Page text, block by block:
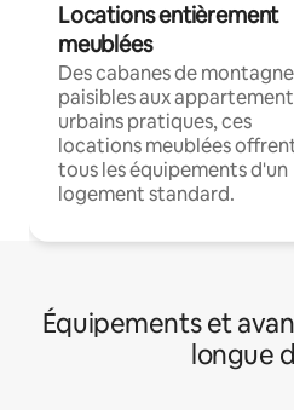
Locations entièrement
meublées
Des cabanes de montagne
paisibles aux
urbains pratiques, ces
locations meublées
tous les équipements d'un
logement standard.
Équipements et
longue